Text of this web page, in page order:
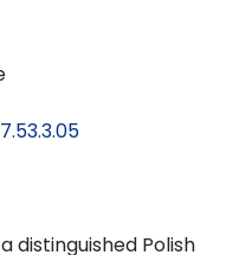
distinguished Polish